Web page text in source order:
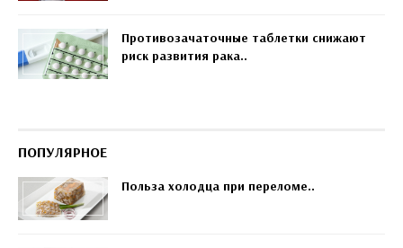
Противозачаточные таблетки снижают
риск развития рака..
ПОПУЛЯРНОЕ
Польза холодца при переломе..